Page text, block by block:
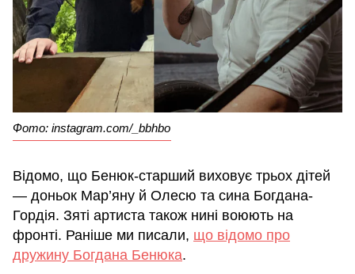
Фото: instagram.com/_bbhbo
Відомо, що Бенюк-старший виховує трьох дітей
— доньок Мар’яну й Олесю та сина Богдана-
Гордія. Зяті артиста також нині воюють на
фронті. Раніше ми писали, що відомо про
дружину Богдана Бенюка.